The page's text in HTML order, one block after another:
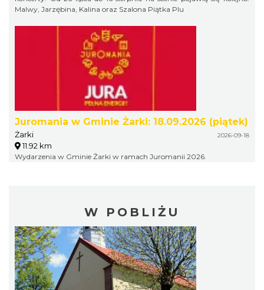
Malwy, Jarzębina, Kalina oraz Szalona Piątka Plu
Juromania w Gminie Żarki: 18.09.2026 (piątek)
Żarki 2026-09-18
11.92 km
Wydarzenia w Gminie Żarki w ramach Juromanii 2026.
W POBLIŻU